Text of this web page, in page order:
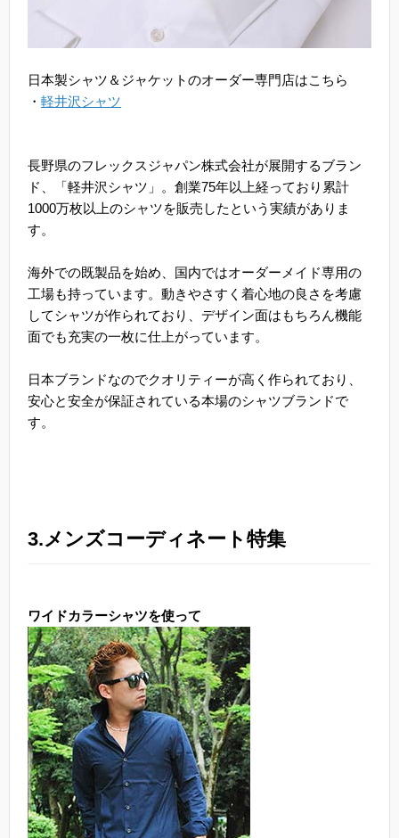
日本製シャツ＆ジャケットのオーダー専門店はこちら
・ 軽井沢シャツ
長野県のフレックスジャパン株式会社が展開するブラン
ド、「軽井沢シャツ」。創業75年以上経っており累計
1000万枚以上のシャツを販売したという実績がありま
す。
海外での既製品を始め、国内ではオーダーメイド専用の
工場も持っています。動きやさすく着心地の良さを考慮
してシャツが作られており、デザイン面はもちろん機能
面でも充実の一枚に仕上がっています。
日本ブランドなのでクオリティーが高く作られており、
安心と安全が保証されている本場のシャツブランドで
す。
3.メンズコーディネート特集
ワイドカラーシャツを使って